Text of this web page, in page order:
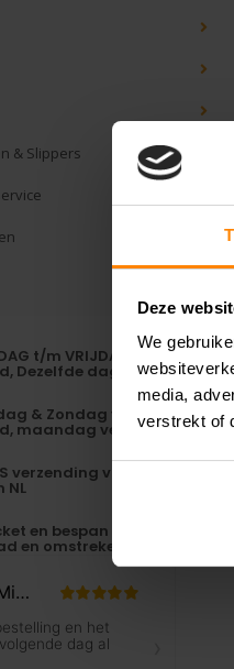
Deze
We
media,
verstrekt of
& Slippers
t/m VRIJDAG voor 16:00
Dezelfde dag verzonden!*
& Zondag voor 23:59
maandag verzonden!
verzending vanaf €65,-
NL
en bespan specialist van
en omstreken